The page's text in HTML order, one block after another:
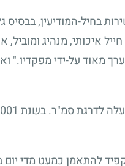
בחיל-המודיעין, בבסיס
איכותי, מנהיג ומוביל,
מאוד על-ידי
לדרגת סמ"ר. בשנת
להתאמן כמעט מדי